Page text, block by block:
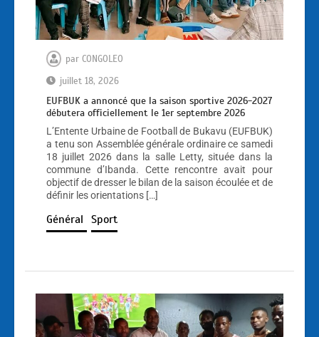
par CONGOLEO
juillet 18, 2026
EUFBUK a annoncé que la saison sportive 2026-2027
débutera officiellement le 1er septembre 2026
L’Entente Urbaine de Football de Bukavu (EUFBUK)
a tenu son Assemblée générale ordinaire ce samedi
18 juillet 2026 dans la salle Letty, située dans la
commune d’Ibanda. Cette rencontre avait pour
objectif de dresser le bilan de la saison écoulée et de
définir les orientations […]
Général Sport